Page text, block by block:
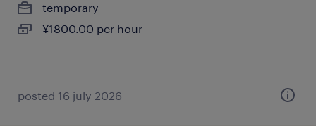
temporary
¥1800.00 per hour
posted 16 july 2026